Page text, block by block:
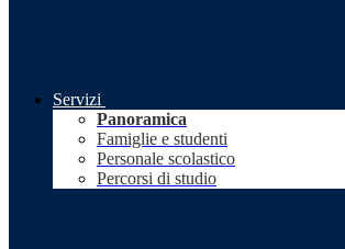
Servizi
Panoramica
Famiglie e studenti
Personale scolastico
Percorsi di studio